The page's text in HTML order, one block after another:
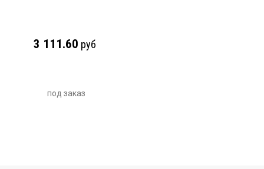
3 111.60 руб
под заказ